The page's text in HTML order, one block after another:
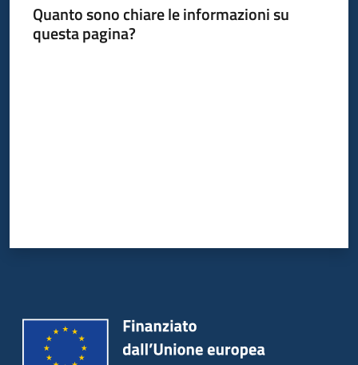
Quanto sono chiare le informazioni su
questa pagina?